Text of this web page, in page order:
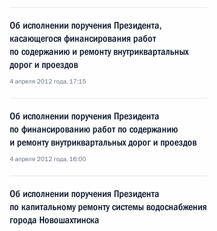
Об исполнении поручения Президента,
касающегося финансирования работ
по содержанию и ремонту внутриквартальных
дорог и проездов
4 апреля 2012 года, 17:15
Об исполнении поручения Президента
по финансированию работ по содержанию
и ремонту внутриквартальных дорог и проездов
4 апреля 2012 года, 16:00
Об исполнении поручения Президента
по капитальному ремонту системы водоснабжения
города Новошахтинска